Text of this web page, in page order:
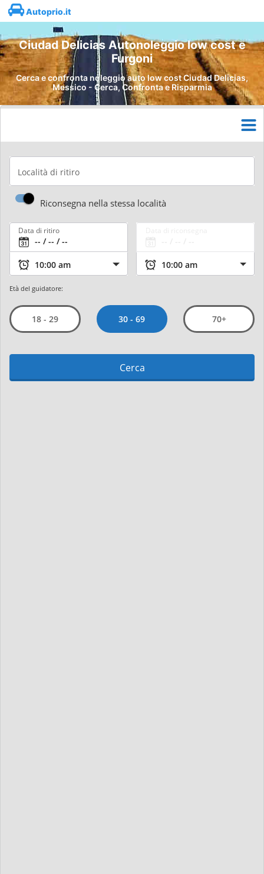
Autoprio.it
Ciudad Delicias Autonoleggio low cost e
Furgoni
Cerca e confronta noleggio auto low cost Ciudad Delicias,
Messico - Cerca, Confronta e Risparmia
Località di ritiro
Riconsegna nella stessa località
Data di ritiro
Età del guidatore:
18 - 29 30 - 69 70+
Cerca